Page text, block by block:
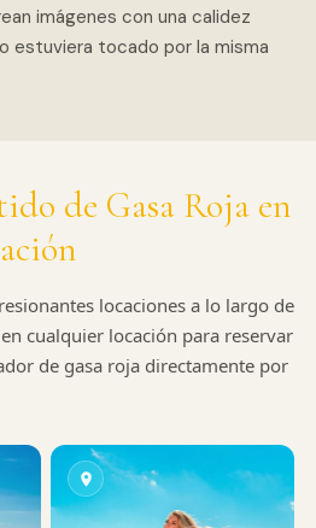
imágenes con una calidez
estuviera tocado por la misma
de Gasa Roja en
locaciones a lo largo de
cualquier locación para reservar
de gasa roja directamente por